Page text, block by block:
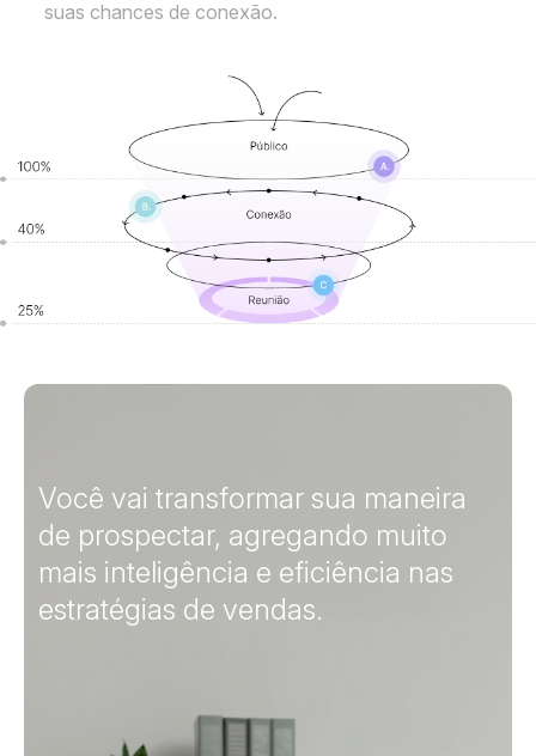
suas chances de conexão.
Você vai transformar sua maneira
de prospectar, agregando muito
mais inteligência e eficiência nas
estratégias de vendas.